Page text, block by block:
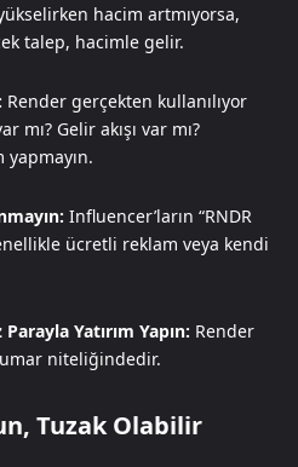
hacim artmıyorsa,
talep, hacimle gelir.
Render gerçekten kullanılıyor
mı? Gelir akışı var mı?
yapmayın.
Influencer’ların “RNDR
ücretli reklam veya kendi
Yatırım Yapın: Render
niteliğindedir.
Tuzak Olabilir